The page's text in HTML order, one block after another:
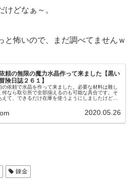
どなぁ～。
と怖いので、まだ調べてませんｗ
頼の無限の魔力水晶作って来ました【黒い
険日誌２６１】
の依頼で水晶を作って来ました。必要な材料は難し
何なら取引所で全部揃えるのも可能な具合です。そ
えて、できるだけ在庫を使うようにしましたけど、
2020.05.26
錬金